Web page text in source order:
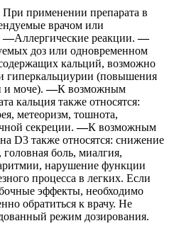
При применении препарата в
врачом или
—Аллергические реакции.—
доз или одновременном
кальций, возможно
гиперкальциурии (повышения
и моче).—К возможным
кальция также относятся:
метеоризм, тошнота,
секреции.—К возможным
D3 также относятся: снижение
боль, миалгия,
нарушение функции
процесса в легких. Если
эффекты, необходимо
обратиться к врачу. Не
режим дозирования.